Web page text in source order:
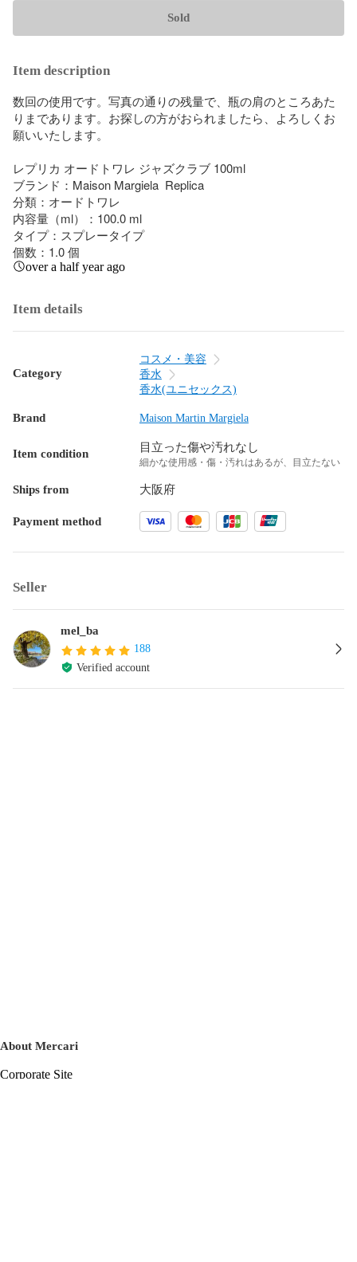
Sold
Item description
数回の使用です。写真の通りの残量で、瓶の肩のところあた
りまであります。お探しの方がおられましたら、よろしくお
願いいたします。
レプリカ オードトワレ ジャズクラブ 100ml
ブランド：Maison Margiela  Replica
分類：オードトワレ
内容量（ml）：100.0 ml
タイプ：スプレータイプ
個数：1.0 個
over a half year ago
Item details
Category
コスメ・美容
香水
香水(ユニセックス)
Brand Maison Martin Margiela
Item condition 目立った傷や汚れなし
細かな使用感・傷・汚れはあるが、目立たない
Ships from 大阪府
Payment method
Seller
mel_ba
188
Verified account
About Mercari
Corporate Site